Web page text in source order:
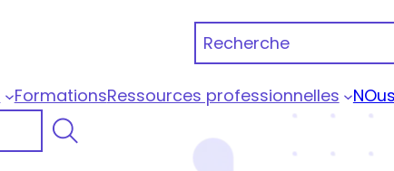
Recherche
FormationsRessources professionnelles